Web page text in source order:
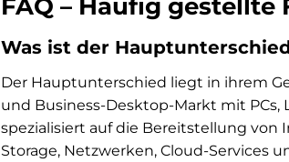
FAQ – Häufig gestellte
Was ist der
Der Hauptunterschied liegt in ihrem
und Business-Desktop-Markt mit PCs,
spezialisiert auf die Bereitstellung
Storage, Netzwerken, Cloud-Services